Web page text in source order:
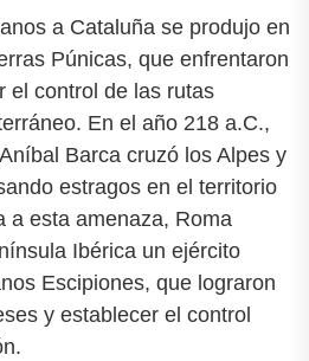
a Cataluña se produjo en
Púnicas, que enfrentaron
el control de las rutas
En el año 218 a.C.,
Barca cruzó los Alpes y
estragos en el territorio
a esta amenaza, Roma
Ibérica un ejército
Escipiones, que lograron
y establecer el control